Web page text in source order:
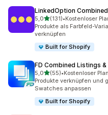
LinkedOption
5,0von 5 Sternen
(131)
131 Rezensionen
•Kostenloser
Produkte als Farbfeld-
verknüpfen
Built for Shopify
FD Combined Listings &
5,0von 5 Sternen
(55)
55 Rezensionen insgesamt
•Kostenloser
Produkte verknüpfen und
Swatches anpassen
Built for Shopify